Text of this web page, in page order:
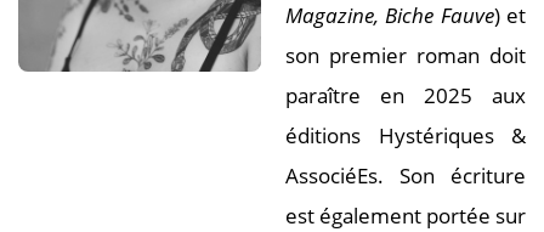
Magazine, Biche Fauve) et
son premier roman doit
paraître en 2025 aux
éditions Hystériques &
AssociéEs. Son écriture
est également portée sur